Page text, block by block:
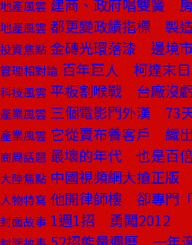
地產風雲 建商、政府唱雙簧 房
地產風雲 都更變政績指標 製
投資焦點 金磚光環落漆 邊境
管理相對論 百年巨人 柯達末
科技風雲 平板割喉戰 台廠沒
產業風雲 三個電影門外漢 73
產業風雲 它從賣布養客戶 織
商周話題 最壞的年代 也是百
大陸焦點 中國視頻網大搶正版
人物特寫 他開律師樓 卻專門「
封面故事 1週1招 勇闖2012